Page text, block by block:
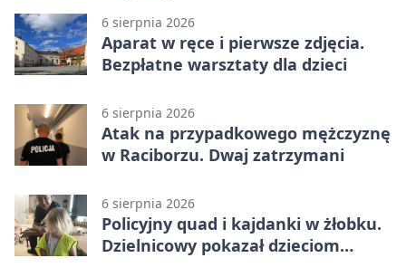
6 sierpnia 2026
Aparat w ręce i pierwsze zdjęcia.
Bezpłatne warsztaty dla dzieci
6 sierpnia 2026
Atak na przypadkowego mężczyznę
w Raciborzu. Dwaj zatrzymani
6 sierpnia 2026
Policyjny quad i kajdanki w żłobku.
Dzielnicowy pokazał dzieciom